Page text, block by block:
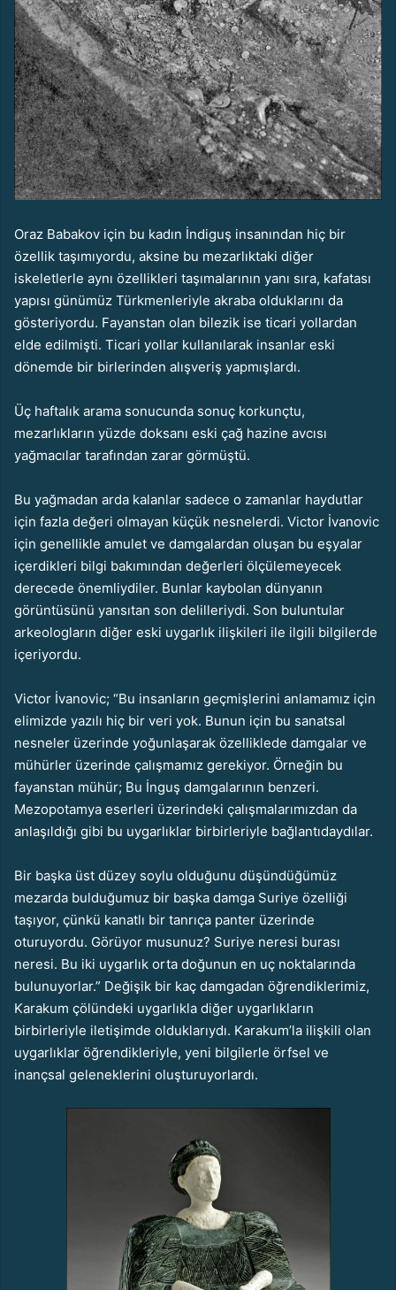
Oraz Babakov için bu kadın İndiguş insanından hiç bir
özellik taşımıyordu, aksine bu mezarlıktaki diğer
iskeletlerle aynı özellikleri taşımalarının yanı sıra, kafatası
yapısı günümüz Türkmenleriyle akraba olduklarını da
gösteriyordu. Fayanstan olan bilezik ise ticari yollardan
elde edilmişti. Ticari yollar kullanılarak insanlar eski
dönemde bir birlerinden alışveriş yapmışlardı.
Üç haftalık arama sonucunda sonuç korkunçtu,
mezarlıkların yüzde doksanı eski çağ hazine avcısı
yağmacılar tarafından zarar görmüştü.
Bu yağmadan arda kalanlar sadece o zamanlar haydutlar
için fazla değeri olmayan küçük nesnelerdi. Victor İvanovic
için genellikle amulet ve damgalardan oluşan bu eşyalar
içerdikleri bilgi bakımından değerleri ölçülemeyecek
derecede önemliydiler. Bunlar kaybolan dünyanın
görüntüsünü yansıtan son delilleriydi. Son buluntular
arkeologların diğer eski uygarlık ilişkileri ile ilgili bilgilerde
içeriyordu.
Victor İvanovic; “Bu insanların geçmişlerini anlamamız için
elimizde yazılı hiç bir veri yok. Bunun için bu sanatsal
nesneler üzerinde yoğunlaşarak özelliklede damgalar ve
mühürler üzerinde çalışmamız gerekiyor. Örneğin bu
fayanstan mühür; Bu İnguş damgalarının benzeri.
Mezopotamya eserleri üzerindeki çalışmalarımızdan da
anlaşıldığı gibi bu uygarlıklar birbirleriyle bağlantıdaydılar.
Bir başka üst düzey soylu olduğunu düşündüğümüz
mezarda bulduğumuz bir başka damga Suriye özelliği
taşıyor, çünkü kanatlı bir tanrıça panter üzerinde
oturuyordu. Görüyor musunuz? Suriye neresi burası
neresi. Bu iki uygarlık orta doğunun en uç noktalarında
bulunuyorlar.” Değişik bir kaç damgadan öğrendiklerimiz,
Karakum çölündeki uygarlıkla diğer uygarlıkların
birbirleriyle iletişimde olduklarıydı. Karakum’la ilişkili olan
uygarlıklar öğrendikleriyle, yeni bilgilerle örfsel ve
inançsal geleneklerini oluşturuyorlardı.